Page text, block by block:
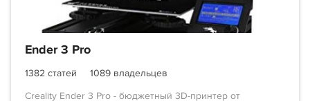
Ender 3 Pro
1382 статей
1089 владельцев
Creality Ender 3 Pro - бюджетный 3D-принтер от